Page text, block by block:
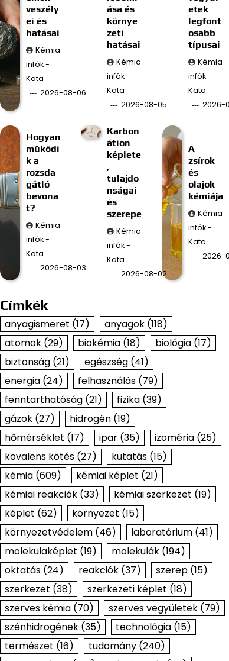
veszély
ei és
hatásai
Kémia
infók -
Kata
2026-08-06
ása és
környe
zeti
hatásai
Kémia
infók -
Kata
2026-08-05
etek
legfont
osabb
típusai
Kémia
infók -
Kata
2026-
Hogyan
működi
k a
rozsda
gátló
bevona
t?
Kémia
infók -
Kata
2026-08-03
Karbon
átion
képlete
,
tulajdo
nságai
és
szerepe
Kémia
infók -
Kata
2026-08-02
A
zsírok
és
olajok
kémiája
Kémia
infók -
Kata
2026-
Címkék
anyagismeret (17) anyagok(118)
atomok(29) biokémia(18) biológia(17)
biztonság(21) egészség(41)
energia(24) felhasználás(79)
fenntarthatóság(21) fizika(39)
gázok(27) hidrogén(19)
hőmérséklet (17) ipar(35) izoméria(25)
kovalens kötés(27) kutatás(15)
kémia(609) kémiai képlet (21)
kémiai reakciók(33) kémiai szerkezet (19)
képlet (62) környezet (15)
környezetvédelem(46) laboratórium(41)
molekulaképlet (19) molekulák(194)
oktatás(24) reakciók(37) szerep(15)
szerkezet (38) szerkezeti képlet (18)
szerves kémia(70) szerves vegyületek(79)
szénhidrogének(35) technológia(15)
természet (16) tudomány(240)